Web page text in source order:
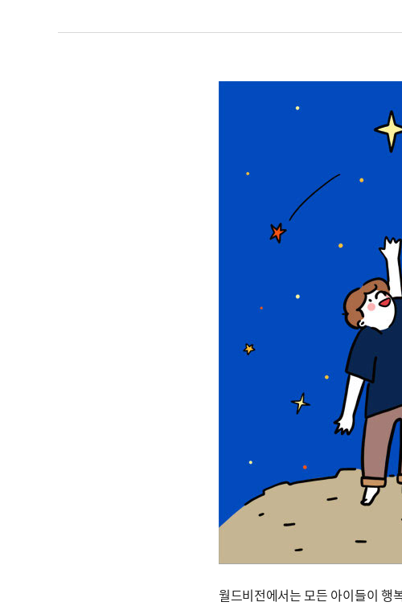
월드비전에서는 모든 아이들이 행